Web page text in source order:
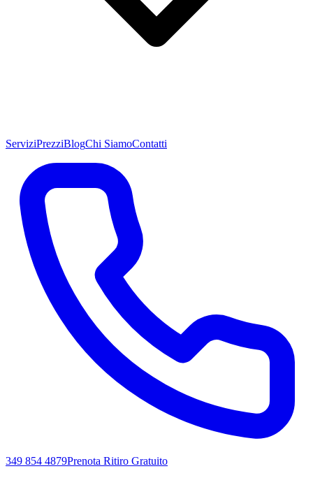
ServiziPrezziBlogChi SiamoContatti
349 854 4879Prenota Ritiro Gratuito